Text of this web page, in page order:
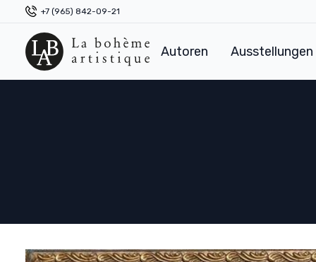
+7 (965) 842-09-21
Autoren Ausstellungen